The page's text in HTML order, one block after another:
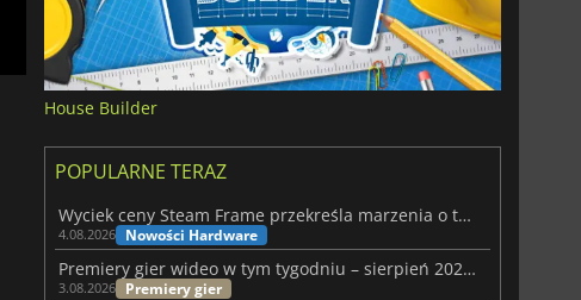
House Builder
POPULARNE TERAZ
Wyciek ceny Steam Frame przekreśla marzenia o tanim zestawie VR
4.08.2026 Nowości Hardware
Premiery gier wideo w tym tygodniu – sierpień 2026 r. (32. tydzień)
3.08.2026 Premiery gier